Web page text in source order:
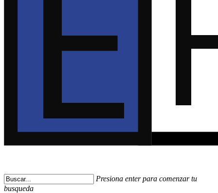
Presiona enter para comenzar tu
busqueda